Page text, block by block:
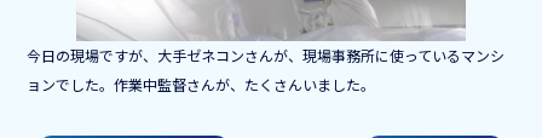
k
今日の現場ですが、大手ゼネコンさんが、現場事務所に使っているマンシ
ョンでした。作業中監督さんが、たくさんいました。